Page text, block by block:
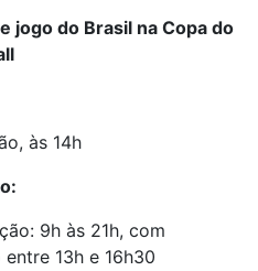
jogo do Brasil na Copa do
às 14h
9h às 21h, com
13h e 16h30